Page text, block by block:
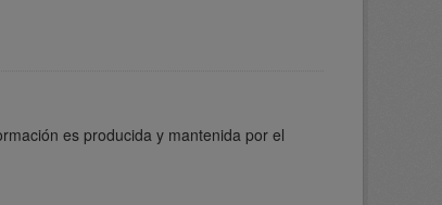
es producida y mantenida por el